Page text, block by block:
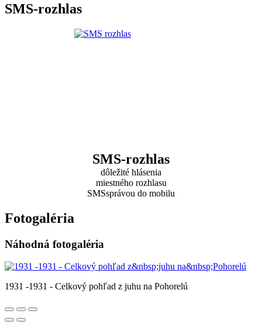
SMS-rozhlas
SMS-rozhlas
dôležité hlásenia
miestného rozhlasu
SMSsprávou do mobilu
Fotogaléria
Náhodná fotogaléria
1931 -1931 - Celkový pohľad z juhu na Pohorelú